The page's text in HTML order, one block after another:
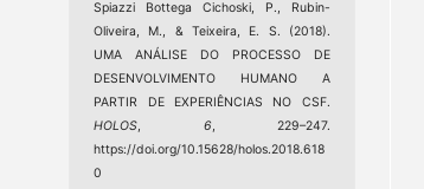
Spiazzi Bottega Cichoski, P., Rubin-
Oliveira, M., & Teixeira, E. S. (2018).
UMA ANÁLISE DO PROCESSO DE
DESENVOLVIMENTO HUMANO A
PARTIR DE EXPERIÊNCIAS NO CSF.
HOLOS
6 , 229–247.
https://doi.org/10.15628/holos.2018.618
0